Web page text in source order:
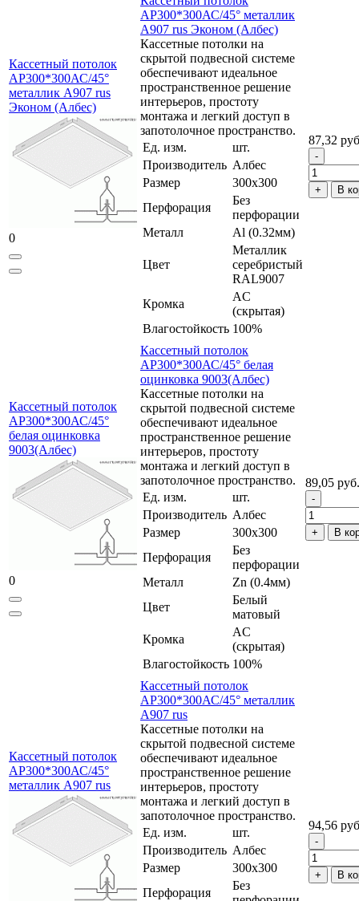
Кассетный потолок
AP300*300АС/45°
металлик А907 rus
Эконом (Албес)
0
AP300*300АС/45° металлик
А907 rus Эконом (Албес)
Кассетные потолки на
скрытой подвесной системе
обеспечивают идеальное
пространственное решение
интерьеров, простоту
монтажа и легкий доступ в
запотолочное пространство.
Ед. изм.
шт.
Производитель Албес
Размер
300x300
Перфорация
Без
перфорации
Металл
Al (0.32мм)
Цвет
Металлик
серебристый
RAL9007
Кромка
AC
(скрытая)
Влагостойкость 100%
87,32
В
Кассетный потолок
AP300*300АС/45°
белая оцинковка
9003(Албес)
0
Кассетный потолок
AP300*300АС/45° белая
оцинковка 9003(Албес)
Кассетные потолки на
скрытой подвесной системе
обеспечивают идеальное
пространственное решение
интерьеров, простоту
монтажа и легкий доступ в
запотолочное пространство.
Ед. изм.
шт.
Производитель Албес
Размер
300x300
Перфорация
Без
перфорации
Металл
Zn (0.4мм)
Цвет
Белый
матовый
Кромка
AC
(скрытая)
Влагостойкость 100%
89,05 руб.
В
Кассетный потолок
AP300*300АС/45°
металлик А907 rus
Кассетный потолок
AP300*300АС/45° металлик
А907 rus
Кассетные потолки на
скрытой подвесной системе
обеспечивают идеальное
пространственное решение
интерьеров, простоту
монтажа и легкий доступ в
запотолочное пространство.
Ед. изм.
шт.
Производитель Албес
Размер
300x300
Перфорация
Без
94,56
В